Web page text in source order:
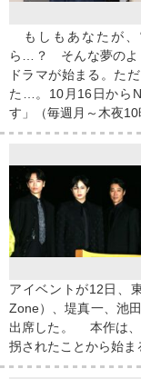
もしもあなたが、
ら…？ そんな夢のよ
ドラマが始まる。た
た…。10月16日から
す」（毎週月～木夜10
アイベントが12日、
Zone）、堤真一、池
出席した。 本作は、
拐されたことから始ま